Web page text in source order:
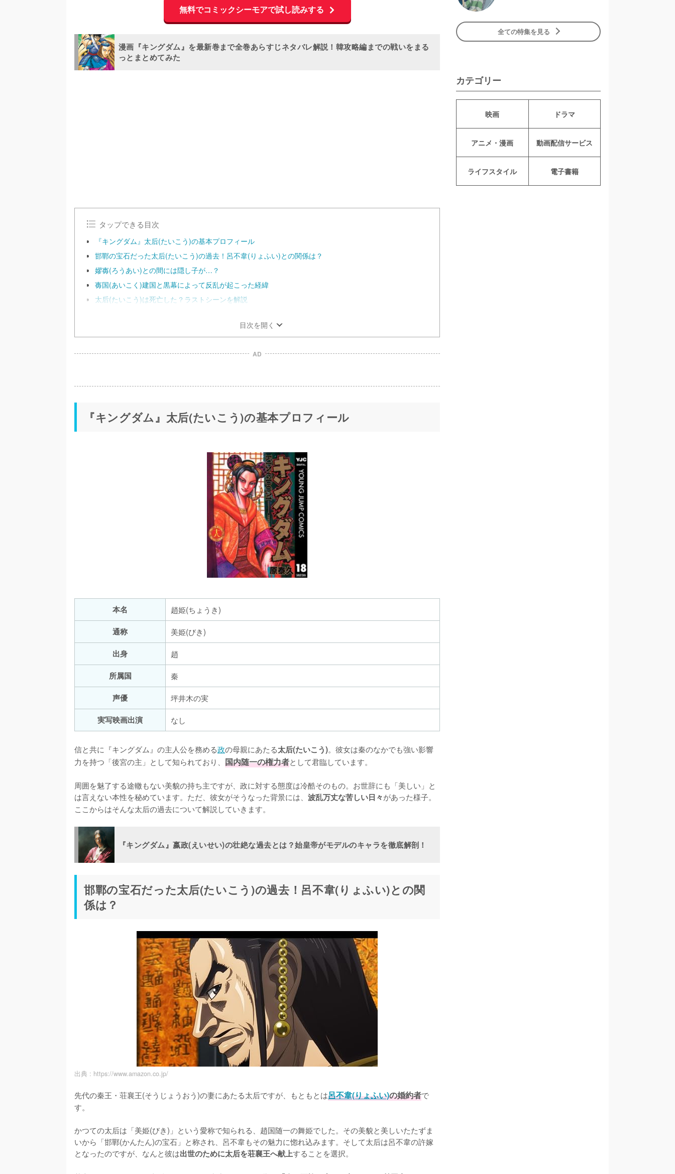
無料でコミックシーモアで試し読みする
漫画『キングダム』を最新巻まで全巻あらすじネタバレ解説！韓攻略編までの戦いをまる
っとまとめてみた
タップできる目次
『キングダム』太后(たいこう)の基本プロフィール
邯鄲の宝石だった太后(たいこう)の過去！呂不韋(りょふい)との関係は？
嫪毐(ろうあい)との間には隠し子が…？
毐国(あいこく)建国と黒幕によって反乱が起こった経緯
太后(たいこう)は死亡した？ラストシーンを解説
目次を開く
AD
『キングダム』太后(たいこう)の基本プロフィール
本名
趙姫(ちょうき)
通称
美姫(びき)
出身
趙
所属国
秦
声優
坪井木の実
実写映画出演
なし
信と共に『キングダム』の主人公を務める政の母親にあたる太后(たいこう)。彼女は秦のなかでも強い影響
力を持つ「後宮の主」として知られており、 国内随一の権力者として君臨しています。
周囲を魅了する途轍もない美貌の持ち主ですが、政に対する態度は冷酷そのもの。お世辞にも「美しい」と
は言えない本性を秘めています。ただ、彼女がそうなった背景には、 波乱万丈な苦しい日々があった様子。
ここからはそんな太后の過去について解説していきます。
『キングダム』嬴政(えいせい)の壮絶な過去とは？始皇帝がモデルのキャラを徹底解剖！
邯鄲の宝石だった太后(たいこう)の過去！呂不韋(りょふい)との関
係は？
出典 : https://www.amazon.co.jp/
先代の秦王・荘襄王(そうじょうおう)の妻にあたる太后ですが、もともとは呂不韋(りょふい)の婚約者で
す。
かつての太后は「美姫(びき)」という愛称で知られる、趙国随一の舞姫でした。その美貌と美しいたたずま
いから「邯鄲(かんたん)の宝石」と称され、呂不韋もその魅力に惚れ込みます。そして太后は呂不韋の許嫁
となったのですが、なんと彼は出世のために太后を荘襄王へ献上することを選択。
全ての特集を見る
カテゴリー
映画 ドラマ
アニメ・漫画 動画配信サービス
ライフスタイル 電子書籍